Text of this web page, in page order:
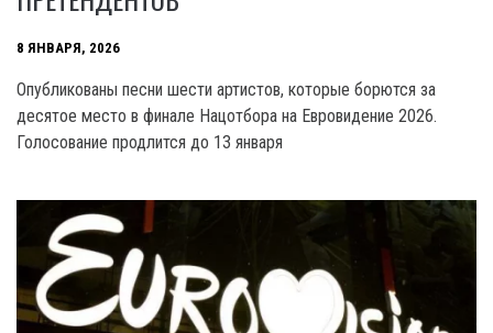
8 ЯНВАРЯ, 2026
Опубликованы песни шести артистов, которые борются за
десятое место в финале Нацотбора на Евровидение 2026.
Голосование продлится до 13 января